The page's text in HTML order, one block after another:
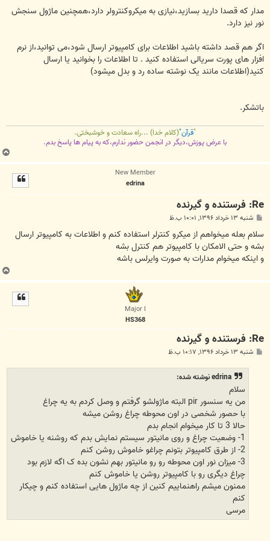
مدار که قصدا دارید بسازید،نیازی به میکروکنترولر دارد،همچنین ماژول سنجش
نور نیز دارد.
اگر هم قصد داشته باشید اطلاعات برای کامپیوتر ارسال شود،می توانید،از نرم
افزار های پورت سریالی استفاده کنید . تا اطلاعات را بخوانید یا ارسال
کنید(اطلاعات مانند یک نوشته ساده رد و بدل میشود)
باتشکر.
"قرآن"(کلام خدا) ...راه سعادت و خوشبختی.
با عرض پوزش،دیگر در انجمن حضور ندارم،که به پیام ها پاسخ بدم.
New Member
edrina
Re: فرستنده و گیرنده
ت
شنبه ۱۳ خرداد ۱۳۹۶, ۱۰:۰۱ ب.ظ
سلام بعله میخواهم از میکرو کنترلر استفاده کنم و اطلاعات به کامپیوتر ارسال
بشه و حتی الامکان با کامپیوتر هم کنترل بشه
و اینکه میخوام مدارات به صورت وایرلس باشه
Major I
HS368
Re: فرستنده و گیرنده
شنبه ۱۳ خرداد ۱۳۹۶, ۱۰:۱۷ ب.ظ
edrina نوشته شده:
سلام
من یه سنسور pir البته ماژولشو گرفتم و وصل کردم به یه چراغ
با حصور شخصی در اون محوطه چراغ روشن میشه
حالا 3 تا کار میخوام انجام بدم
1- وضعیت چراغ و روی مانیتور سیستم نمایش بدم که روشنه یا خاموش
2- از طرق کامپیوتر بتونم چراغو خاموش روشن کنم
3- میزان نور اون محوطه رو رو مانیتور بهم نشون بده ک اگه لازم بود
چراغ دیگری رو با کامپیوتر روشن یا خاموش کنم
ممنون میشم راهنماییم کنین از چه ماژول هایی استفاده کنم و چیکار
کنم
مرسی